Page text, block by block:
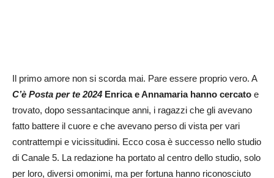
Il primo amore non si scorda mai. Pare essere proprio vero. A
C’è Posta per te 2024 Enrica e Annamaria hanno cercato e
trovato, dopo sessantacinque anni, i ragazzi che gli avevano
fatto battere il cuore e che avevano perso di vista per vari
contrattempi e vicissitudini. Ecco cosa è successo nello studio
di Canale 5. La redazione ha portato al centro dello studio, solo
per loro, diversi omonimi, ma per fortuna hanno riconosciuto